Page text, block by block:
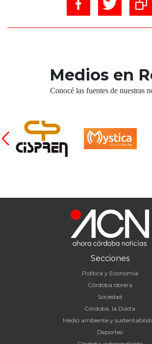
Medios en
Conocé las fuentes de nuestras
Secciones
Política y Economía
Córdoba obrera
Sociedad
Córdoba, la Docta
Medio ambiente y
Deportes